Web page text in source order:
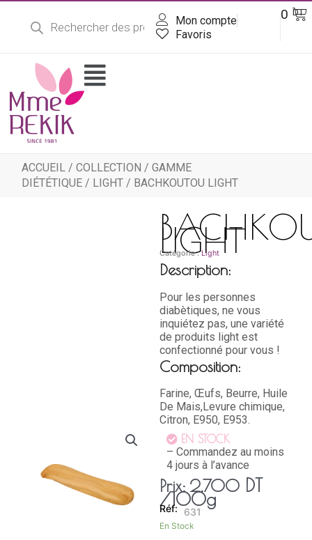
Recherche
produits
Mon compte
Favoris
0 DT
Flyout
Menu
ACCUEIL /COLLECTION /GAMME
DIÉTÉTIQUE / LIGHT / BACHKOUTOU LIGHT
LIGHT
Catégorie :Light
Description:
Pour les personnes
diabètiques, ne vous
inquiétez pas, une variété
de produits light est
confectionné pour vous !
Composition:
Farine, Œufs, Beurre, Huile
De Mais,Levure chimique,
Citron, E950, E953.
EN STOCK
– Commandez au moins
4 jours à l’avance
Prix: 2,700 DT
/100g
631
En Stock
quantité